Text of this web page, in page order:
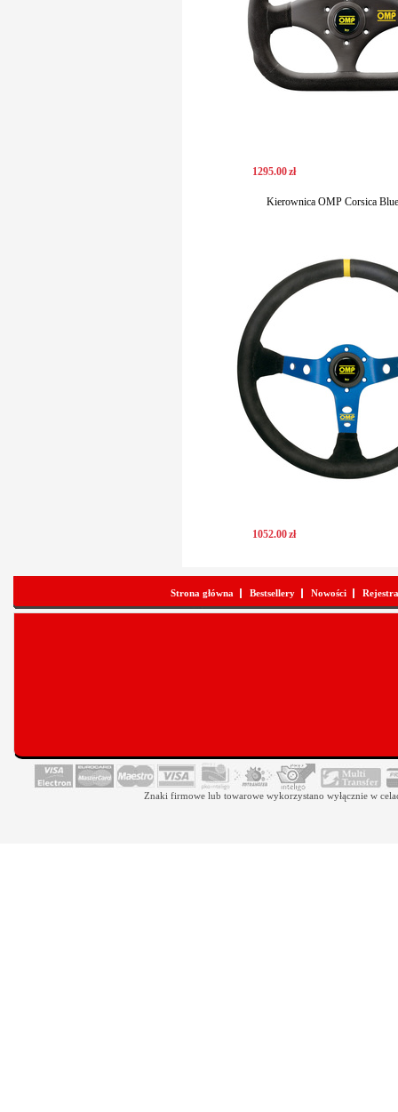
1295.00zł
Kierownica OMP Corsica
1052.00zł
Strona główna Bestsellery Nowości
Znaki firmowe lub towarowe wykorzystano wyłącznie w